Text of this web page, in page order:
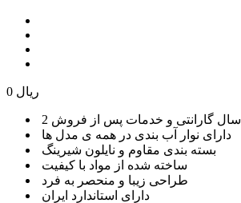
0 ریال
2 سال گارانتی و خدمات پس از فروش
دارای نوار آب بندی در همه ی مدل ها
بسته بندی مقاوم و نایلون شیرینگ
ساخته شده از مواد با کیفیت
طراحی زیبا و منحصر به فرد
دارای استاندارد ایران